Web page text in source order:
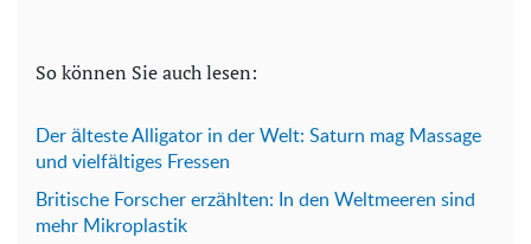
So können Sie auch lesen:
Der älteste Alligator in der Welt: Saturn mag Massage
und vielfältiges Fressen
Britische Forscher erzählten: In den Weltmeeren sind
mehr Mikroplastik